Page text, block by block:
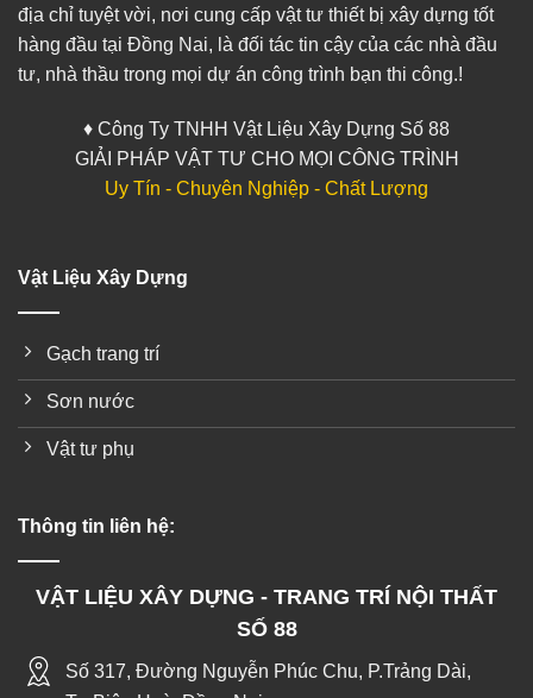
địa chỉ tuyệt vời, nơi cung cấp vật tư thiết bị xây dựng tốt
hàng đầu tại Đồng Nai, là đối tác tin cậy của các nhà đầu
tư, nhà thầu trong mọi dự án công trình bạn thi công.!
♦ Công Ty TNHH Vật Liệu Xây Dựng Số 88
GIẢI PHÁP VẬT TƯ CHO MỌI CÔNG TRÌNH
Uy Tín - Chuyên Nghiệp - Chất Lượng
Vật Liệu Xây Dựng
Gạch trang trí
Sơn nước
Vật tư phụ
Thông tin liên hệ:
VẬT LIỆU XÂY DỰNG - TRANG TRÍ NỘI THẤT
SỐ 88
Số 317, Đường Nguyễn Phúc Chu, P.Trảng Dài,